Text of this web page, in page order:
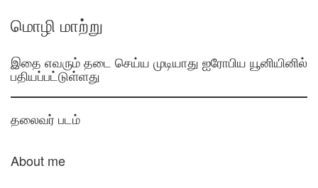
மொழி மாற்று
இதை எவரும் தடை செய்ய முடியாது ஐரோபிய யூனியினில்
பதியப்பட்டுள்ளது
தலைவர் படம்
About me